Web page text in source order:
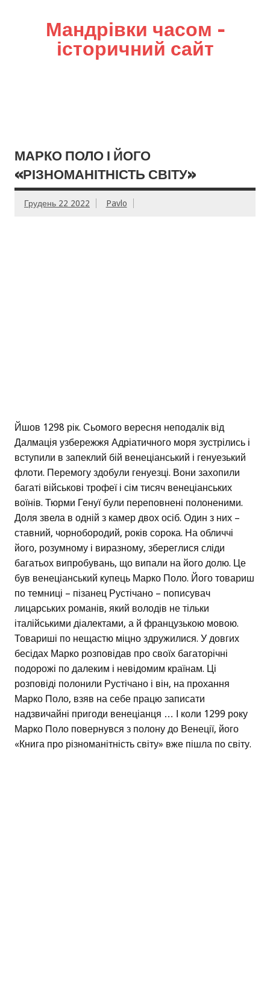
Мандрівки часом –
історичний сайт
МАРКО ПОЛО І ЙОГО
«РІЗНОМАНІТНІСТЬ СВІТУ»
Грудень 22 2022 Pavlo
Йшов 1298 рік. Сьомого вересня неподалік від
Далмація узбережжя Адріатичного моря зустрілись і
вступили в запеклий бій венеціанський і генуезький
флоти. Перемогу здобули генуезці. Вони захопили
багаті військові трофеї і сім тисяч венеціанських
воїнів. Тюрми Генуї були переповнені полоненими.
Доля звела в одній з камер двох осіб. Один з них –
ставний, чорнобородий, років сорока. На обличчі
його, розумному і виразному, збереглися сліди
багатьох випробувань, що випали на його долю. Це
був венеціанський купець Марко Поло. Його товариш
по темниці – пізанец Рустічано – пописувач
лицарських романів, який володів не тільки
італійськими діалектами, а й французькою мовою.
Товариші по нещастю міцно здружилися. У довгих
бесідах Марко розповідав про своїх багаторічні
подорожі по далеким і невідомим країнам. Ці
розповіді полонили Рустічано і він, на прохання
Марко Поло, взяв на себе працю записати
надзвичайні пригоди венеціанця … І коли 1299 року
Марко Поло повернувся з полону до Венеції, його
«Книга про різноманітність світу» вже пішла по світу.